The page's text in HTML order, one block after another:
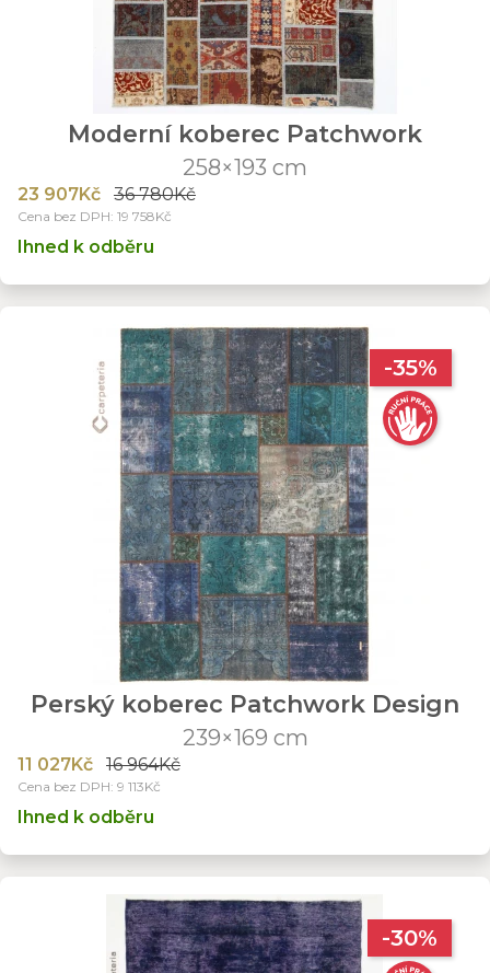
Moderní koberec Patchwork
258×193 cm
23 907Kč 36 780Kč
Cena bez DPH: 19 758Kč
Ihned k odběru
-35%
Perský koberec Patchwork Design
239×169 cm
11 027Kč 16 964Kč
Cena bez DPH: 9 113Kč
Ihned k odběru
-30%